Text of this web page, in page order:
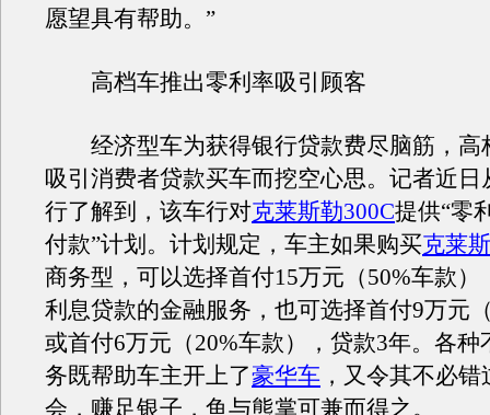
愿望具有帮助。”
高档车推出零利率吸引顾客
经济型车为获得银行贷款费尽脑筋，高
吸引消费者贷款买车而挖空心思。记者近日
行了解到，该车行对克莱斯勒300C提供“零
付款”计划。计划规定，车主如果购买克莱
商务型，可以选择首付15万元（50%车款）
利息贷款的金融服务，也可选择首付9万元
或首付6万元（20%车款），贷款3年。各种
务既帮助车主开上了豪华车 ，又令其不必
会，赚足银子，鱼与熊掌可兼而得之。